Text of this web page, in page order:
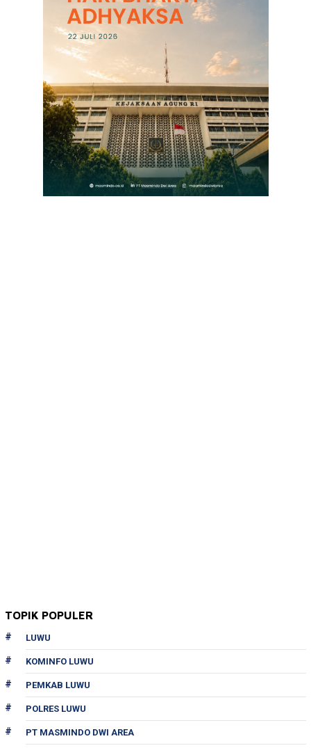
TOPIK POPULER
LUWU
KOMINFO LUWU
PEMKAB LUWU
POLRES LUWU
PT MASMINDO DWI AREA